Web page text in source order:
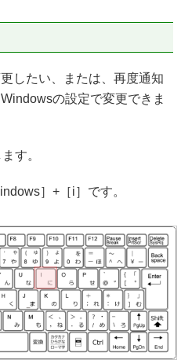
したい、または、再度通知
の設定で変更できま
す。
］+［i］です。